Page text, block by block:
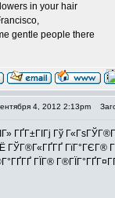
in your hair
gentle people there
4, 2012 2:13pm
ГҐГ±ГІГј Гў
ГЎГ®Г«ГҐГҐ ГїГ°ГЄГ®
ГЇГ®